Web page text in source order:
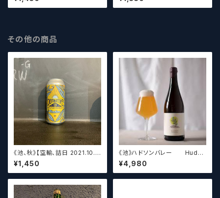
ブルーマンス【クラフトビール】
WC DIPA (473ml) / シャトー・
ド・ラ・ダンク【クラフトビール】
その他の商品
《池、秋》【空輸、詰日 2021.10.2
6】ディフィニティブ エルスウェア
/ Definitive Elsewhere
¥1,450
《池》ハドソンバレー Hudso
n Valley Blossom
¥4,980